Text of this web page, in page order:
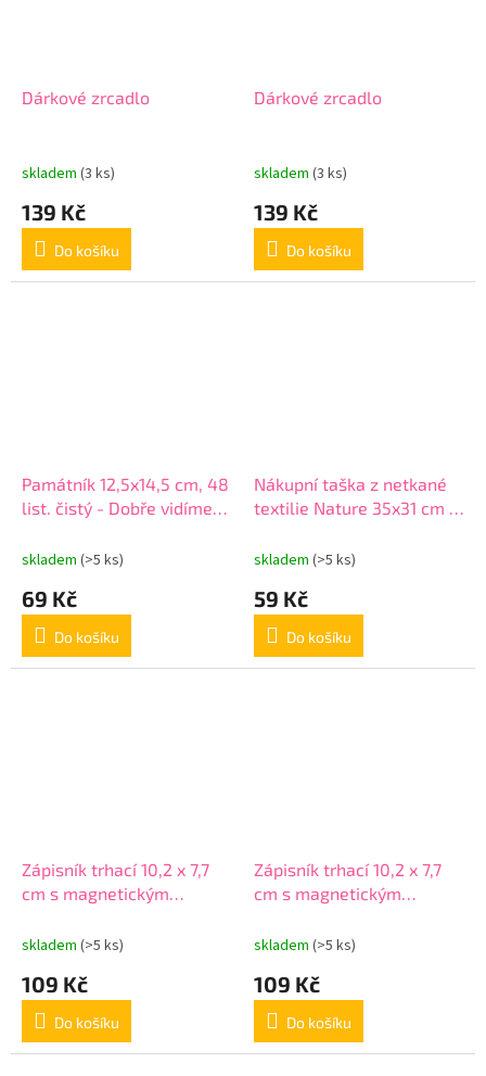
Dárkové zrcadlo
skladem (3 ks)
139 Kč
Do košíku
Dárkové zrcadlo
skladem (3 ks)
139 Kč
Do košíku
Památník 12,5x14,5 cm, 48
list. čistý - Dobře vidíme
skladem (>5 ks)
69 Kč
Do košíku
Nákupní taška z netkané
textilie Nature 35x31 cm -
skladem (>5 ks)
59 Kč
Do košíku
Zápisník trhací 10,2 x 7,7
cm s magnetickým
skladem (>5 ks)
109 Kč
Do košíku
Zápisník trhací 10,2 x 7,7
cm s magnetickým
skladem (>5 ks)
109 Kč
Do košíku